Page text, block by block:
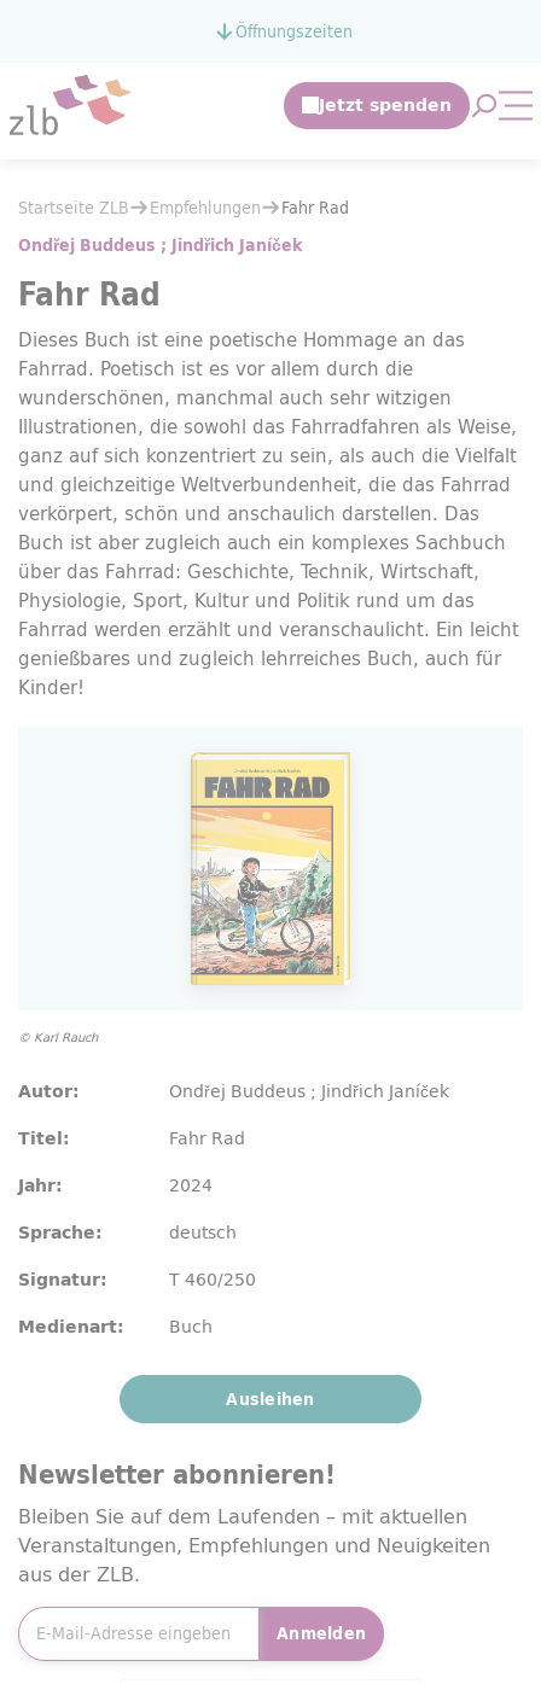
Zum Hauptinhalt springenÖffnungszeiten
Empfehlungen
Fahr Rad
Sie befinden sich hier:
Startseite ZLB Empfehlungen Fahr Rad
Ondřej Buddeus ; Jindřich Janíček
Fahr Rad
Dieses Buch ist eine poetische Hommage an das
Fahrrad. Poetisch ist es vor allem durch die
wunderschönen, manchmal auch sehr witzigen
Illustrationen, die sowohl das Fahrradfahren als Weise,
ganz auf sich konzentriert zu sein, als auch die Vielfalt
und gleichzeitige Weltverbundenheit, die das Fahrrad
verkörpert, schön und anschaulich darstellen. Das
Buch ist aber zugleich auch ein komplexes Sachbuch
über das Fahrrad: Geschichte, Technik, Wirtschaft,
Physiologie, Sport, Kultur und Politik rund um das
Fahrrad werden erzählt und veranschaulicht. Ein leicht
genießbares und zugleich lehrreiches Buch, auch für
Kinder!
© Karl Rauch
Autor: Ondřej Buddeus ; Jindřich Janíček
Titel: Fahr Rad
Jahr: 2024
Sprache: deutsch
Signatur: T 460/250
Medienart: Buch
Ausleihen
Newsletter abonnieren!
Bleiben Sie auf dem Laufenden – mit aktuellen
Veranstaltungen, Empfehlungen und Neuigkeiten
aus der ZLB.
Anmelden
Friendly Captcha